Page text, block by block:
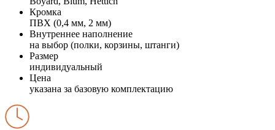
Кромка
ПВХ (0,4 мм, 2 мм)
Внутреннее наполнение
на выбор (полки, корзины, штанги)
Размер
индивидуальный
Цена
указана за базовую комплектацию